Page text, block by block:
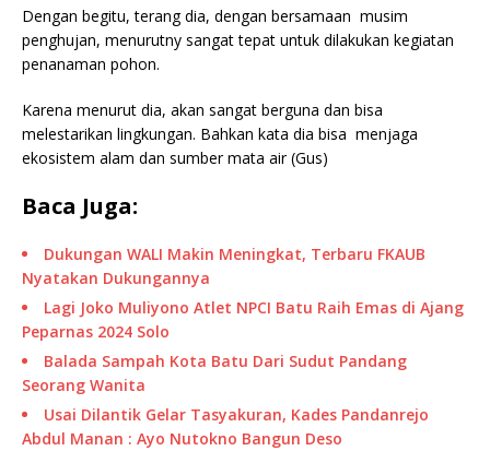
Dengan begitu, terang dia, dengan bersamaan musim
penghujan, menurutny sangat tepat untuk dilakukan kegiatan
penanaman pohon.
Karena menurut dia, akan sangat berguna dan bisa
melestarikan lingkungan. Bahkan kata dia bisa menjaga
ekosistem alam dan sumber mata air (Gus)
Baca Juga:
Dukungan WALI Makin Meningkat, Terbaru FKAUB
Nyatakan Dukungannya
Lagi Joko Muliyono Atlet NPCI Batu Raih Emas di Ajang
Peparnas 2024 Solo
Balada Sampah Kota Batu Dari Sudut Pandang
Seorang Wanita
Usai Dilantik Gelar Tasyakuran, Kades Pandanrejo
Abdul Manan : Ayo Nutokno Bangun Deso